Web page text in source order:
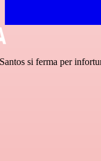
si ferma per